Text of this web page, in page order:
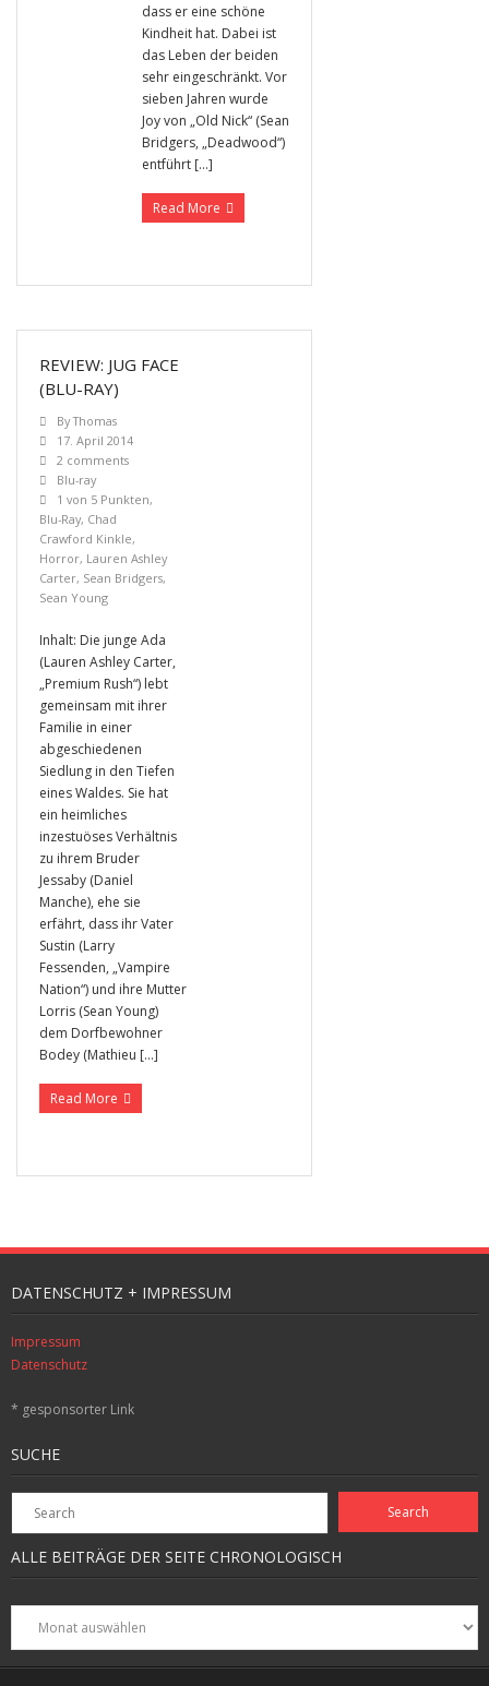
dass er eine schöne
Kindheit hat. Dabei ist
das Leben der beiden
sehr eingeschränkt. Vor
sieben Jahren wurde
Joy von „Old Nick“ (Sean
Bridgers, „Deadwood“)
entführt […]
Read More
REVIEW: JUG FACE
(BLU-RAY)
ByThomas
17. April 2014
2 comments
Blu-ray
1 von 5 Punkten,
Blu-Ray, Chad
Crawford Kinkle,
Horror, Lauren Ashley
Carter, Sean Bridgers,
Sean Young
Inhalt: Die junge Ada
(Lauren Ashley Carter,
„Premium Rush“) lebt
gemeinsam mit ihrer
Familie in einer
abgeschiedenen
Siedlung in den Tiefen
eines Waldes. Sie hat
ein heimliches
inzestuöses Verhältnis
zu ihrem Bruder
Jessaby (Daniel
Manche), ehe sie
erfährt, dass ihr Vater
Sustin (Larry
Fessenden, „Vampire
Nation“) und ihre Mutter
Lorris (Sean Young)
dem Dorfbewohner
Bodey (Mathieu […]
Read More
DATENSCHUTZ + IMPRESSUM
Impressum
Datenschutz
* gesponsorter Link
SUCHE
ALLE BEITRÄGE DER SEITE CHRONOLOGISCH
Alle
Beiträge
der
Seite